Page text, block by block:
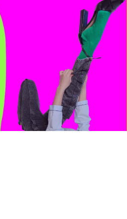
Amelie Kraushofer,
Lema, Luyu Li, Michael Nes,
Schmid, Heidelinde Sedlecky,
Carls und den Soundpoeten
Kurt Switters .
Cecilia Milocco.
den folgenden Personen: